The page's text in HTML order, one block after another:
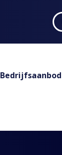
Bedrijfsaanbod